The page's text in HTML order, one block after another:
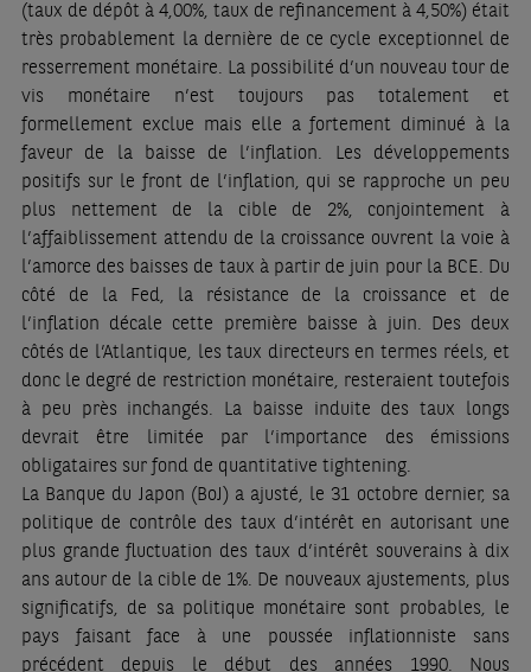
(taux de dépôt à 4,00%, taux de refinancement à 4,50%) était
très probablement la dernière de ce cycle exceptionnel de
resserrement monétaire. La possibilité d’un nouveau tour de
vis monétaire n’est toujours pas totalement et
formellement exclue mais elle a fortement diminué à la
faveur de la baisse de l’inflation. Les développements
positifs sur le front de l’inflation, qui se rapproche un peu
plus nettement de la cible de 2%, conjointement à
l’affaiblissement attendu de la croissance ouvrent la voie à
l’amorce des baisses de taux à partir de juin pour la BCE. Du
côté de la Fed, la résistance de la croissance et de
l’inflation décale cette première baisse à juin. Des deux
côtés de l’Atlantique, les taux directeurs en termes réels, et
donc le degré de restriction monétaire, resteraient toutefois
à peu près inchangés. La baisse induite des taux longs
devrait être limitée par l’importance des émissions
obligataires sur fond de quantitative tightening.
La Banque du Japon (BoJ) a ajusté, le 31 octobre dernier, sa
politique de contrôle des taux d’intérêt en autorisant une
plus grande fluctuation des taux d’intérêt souverains à dix
ans autour de la cible de 1%. De nouveaux ajustements, plus
significatifs, de sa politique monétaire sont probables, le
pays faisant face à une poussée inflationniste sans
précédent depuis le début des années 1990. Nous